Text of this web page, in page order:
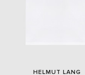
HELMUT LANG